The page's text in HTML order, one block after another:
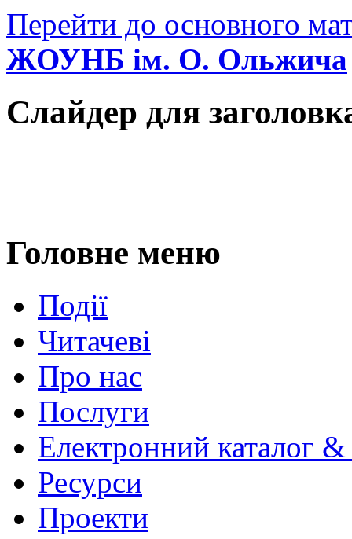
Перейти до основного
ЖОУНБ ім. О. Ольжича
Слайдер для
Головне меню
Події
Читачеві
Про нас
Послуги
Електронний каталог
Ресурси
Проекти